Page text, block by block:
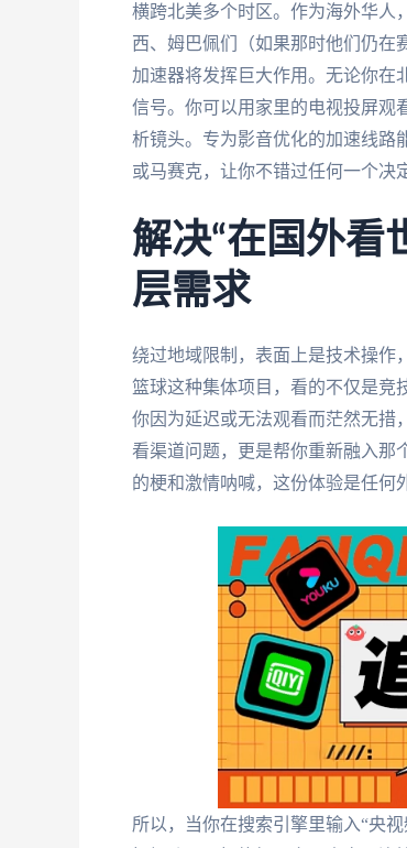
横跨北美多个时区。作为海外华人
西、姆巴佩们（如果那时他们仍在
加速器将发挥巨大作用。无论你在
信号。你可以用家里的电视投屏观
析镜头。专为影音优化的加速线路
或马赛克，让你不错过任何一个决
解决“在国外看
层需求
绕过地域限制，表面上是技术操作
篮球这种集体项目，看的不仅是竞
你因为延迟或无法观看而茫然无措
看渠道问题，更是帮你重新融入那
的梗和激情呐喊，这份体验是任何
所以，当你在搜索引擎里输入“央